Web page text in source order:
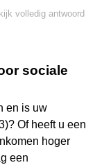
volledig antwoord
sociale
en is uw
Of heeft u een
hoger
een